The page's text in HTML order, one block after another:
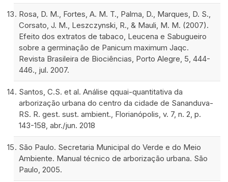
Rosa, D. M., Fortes, A. M. T., Palma, D., Marques, D. S.,
Corsato, J. M., Leszczynski, R., & Mauli, M. M. (2007).
Efeito dos extratos de tabaco, Leucena e Sabugueiro
sobre a germinação de Panicum maximum Jaqc.
Revista Brasileira de Biociências, Porto Alegre, 5, 444-
446., jul. 2007.
Santos, C.S. et al. Análise qquai-quantitativa da
arborização urbana do centro da cidade de Sananduva-
RS. R. gest. sust. ambient., Florianópolis, v. 7, n. 2, p.
143-158, abr./jun. 2018
São Paulo. Secretaria Municipal do Verde e do Meio
Ambiente. Manual técnico de arborização urbana. São
Paulo, 2005.